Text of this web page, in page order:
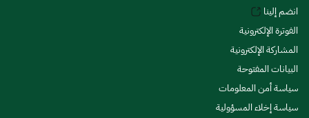
انضم إلينا
الفوترة الإلكترونية
المشاركة الإلكترونية
البيانات المفتوحة
سياسة أمن المعلومات
سياسة إخلاء المسؤولية